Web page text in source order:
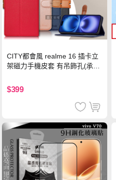
CITY都會風 realme 16 插卡立
架磁力手機皮套 有吊飾孔(承諾
$399